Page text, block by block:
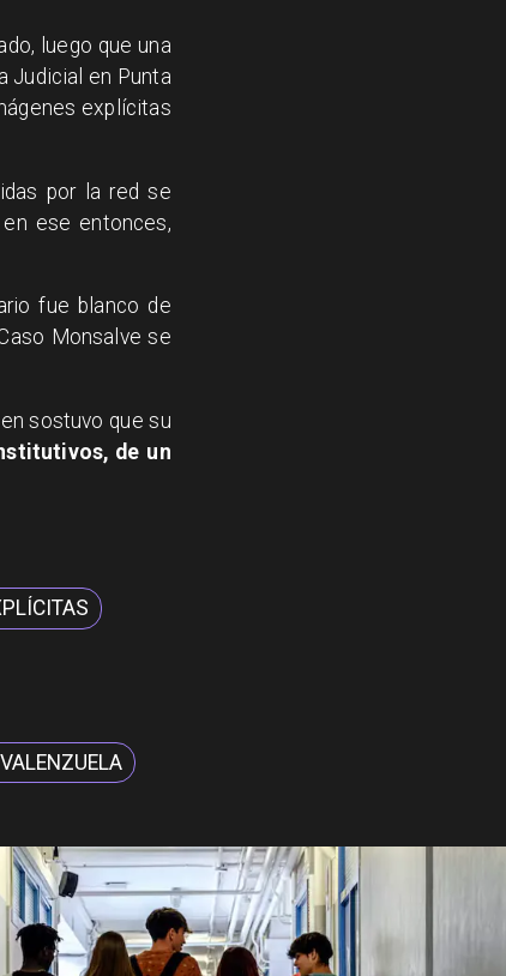
luego que una
Judicial en Punta
explícitas
por la red se
ese entonces,
fue blanco de
Monsalve se
sostuvo que su
de un